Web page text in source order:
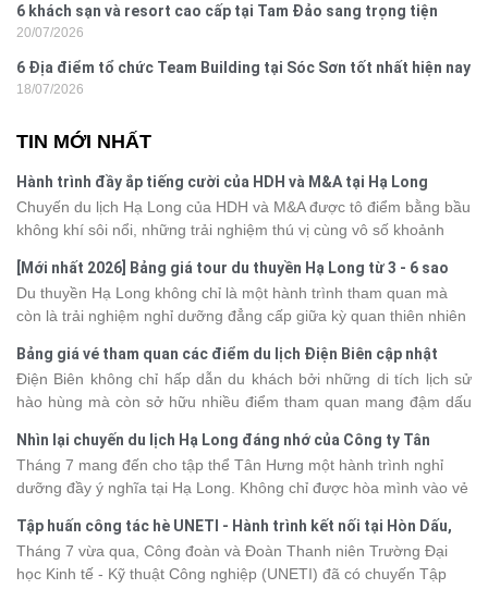
6 khách sạn và resort cao cấp tại Tam Đảo sang trọng tiện
nghi
20/07/2026
6 Địa điểm tổ chức Team Building tại Sóc Sơn tốt nhất hiện nay
18/07/2026
TIN MỚI NHẤT
Hành trình đầy ắp tiếng cười của HDH và M&A tại Hạ Long
Chuyến du lịch Hạ Long của HDH và M&A được tô điểm bằng bầu
không khí sôi nổi, những trải nghiệm thú vị cùng vô số khoảnh
phút giây đồng hành bên nhau, tất cả đã tạo nên một chuyến đi
tràn đầy cảm xúc và dấu ấn khó quên.
[Mới nhất 2026] Bảng giá tour du thuyền Hạ Long từ 3 - 6 sao
Du thuyền Hạ Long không chỉ là một hành trình tham quan mà
còn là trải nghiệm nghỉ dưỡng đẳng cấp giữa kỳ quan thiên nhiên
khác nhau, khiến nhiều du khách băn khoăn khi lựa chọn. Bài viết
dưới đây sẽ cập nhật bảng giá tour du thuyền Hạ Long mới nhất
2026 từ 3 - 6 sao, giúp bạn dễ dàng so sánh và tìm được hành
trình phù hợp với nhu cầu cũng như ngân sách.
Bảng giá vé tham quan các điểm du lịch Điện Biên cập nhật
2026
Điện Biên không chỉ hấp dẫn du khách bởi những di tích lịch sử
hào hùng mà còn sở hữu nhiều điểm tham quan mang đậm dấu
phá vùng đất này, việc cập nhật trước giá vé sẽ giúp bạn chủ
động hơn trong lịch trình và chi phí. Cùng Vietsense Travel tham
khảo bảng giá vé tham quan các điểm du lịch Điện Biênmới nhất
năm 2026 ngay dưới đây.
Nhìn lại chuyến du lịch Hạ Long đáng nhớ của Công ty Tân
Hưng 2026
Tháng 7 mang đến cho tập thể Tân Hưng một hành trình nghỉ
dưỡng đầy ý nghĩa tại Hạ Long. Không chỉ được hòa mình vào vẻ
kết, sẻ chia và lưu giữ nhiều khoảnh khắc đáng nhớ. Hãy cùng
nhìn lại chuyến đi ngập tràn niềm vui và những trải nghiệm khó
quên.
Tập huấn công tác hè UNETI - Hành trình kết nối tại Hòn Dấu,
Đồ Sơn
Tháng 7 vừa qua, Công đoàn và Đoàn Thanh niên Trường Đại
học Kinh tế - Kỹ thuật Công nghiệp (UNETI) đã có chuyến Tập